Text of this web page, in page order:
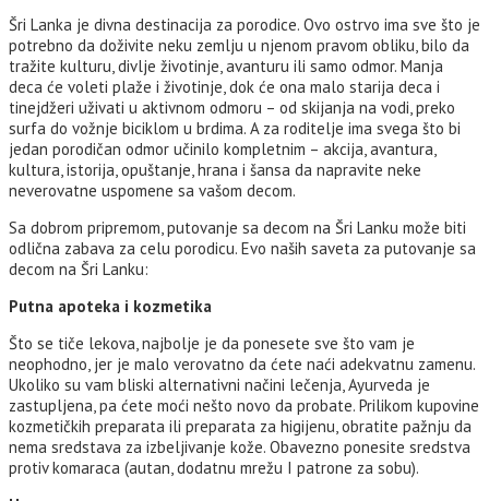
Šri Lanka je divna destinacija za porodice. Ovo ostrvo ima sve što je
potrebno da doživite neku zemlju u njenom pravom obliku, bilo da
tražite kulturu, divlje životinje, avanturu ili samo odmor. Manja
deca će voleti plaže i životinje, dok će ona malo starija deca i
tinejdžeri uživati u aktivnom odmoru – od skijanja na vodi, preko
surfa do vožnje biciklom u brdima. A za roditelje ima svega što bi
jedan porodičan odmor učinilo kompletnim – akcija, avantura,
kultura, istorija, opuštanje, hrana i šansa da napravite neke
neverovatne uspomene sa vašom decom.
Sa dobrom pripremom, putovanje sa decom na Šri Lanku može biti
odlična zabava za celu porodicu. Evo naših saveta za putovanje sa
decom na Šri Lanku:
Putna apoteka i kozmetika
Što se tiče lekova, najbolje je da ponesete sve što vam je
neophodno, jer je malo verovatno da ćete naći adekvatnu zamenu.
Ukoliko su vam bliski alternativni načini lečenja, Ayurveda je
zastupljena, pa ćete moći nešto novo da probate. Prilikom kupovine
kozmetičkih preparata ili preparata za higijenu, obratite pažnju da
nema sredstava za izbeljivanje kože. Obavezno ponesite sredstva
protiv komaraca (autan, dodatnu mrežu I patrone za sobu).